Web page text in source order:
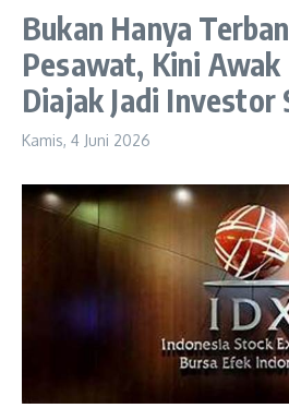
Bukan Hanya
Pesawat, Kini Awak
Diajak Jadi Investor
Kamis, 4 Juni 2026